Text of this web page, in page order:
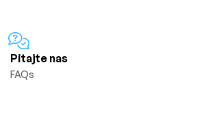
Pitajte nas
FAQs